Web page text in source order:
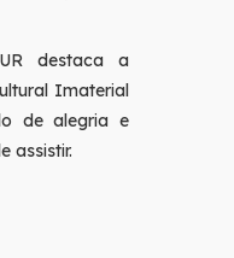
destaca a
Imaterial
de alegria e
assistir.